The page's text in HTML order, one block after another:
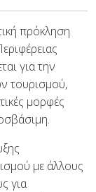
πρόκληση
για την
τουρισμού,
μορφές
με άλλους
για